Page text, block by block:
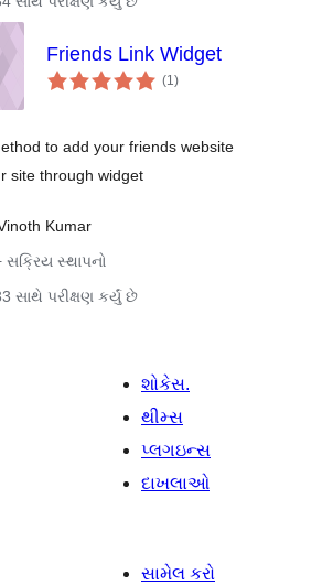
Friends Link Widget
(1કુલ
રેટિંગ્સ
)
to add your friends website
site through widget
Kumar
સક્રિય સ્થાપનો
સાથે પરીક્ષણ કર્યું છે
શોકેસ.
થીમ્સ
પ્લગઇન્સ
દાખલાઓ
સામેલ કરો